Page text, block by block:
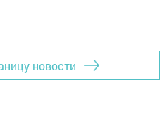
новости